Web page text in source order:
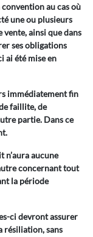
au cas où
une ou plusieurs
vente, ainsi que dans
ses obligations
ai été mise en
immédiatement fin
faillite, de
partie. Dans ce
n’aura aucune
concernant tout
la période
ci devront assurer
résiliation, sans